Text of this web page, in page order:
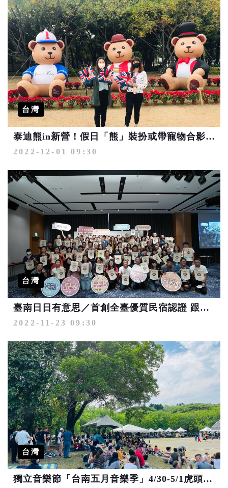
台灣
泰迪熊in新營！假日「熊」裝扮或帶寵物合影好禮送
2022-12-01 09:30
台灣
臺南日日有意思／首創全臺優質民宿認證 跟著民宿主人走讀遊臺南
2022-11-23 09:30
台灣
獨立音樂節「台南五月音樂季」4/30-5/1虎頭埤熱力開唱